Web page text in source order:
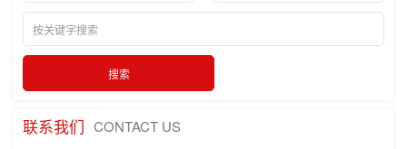
联系我们 CONTACT US